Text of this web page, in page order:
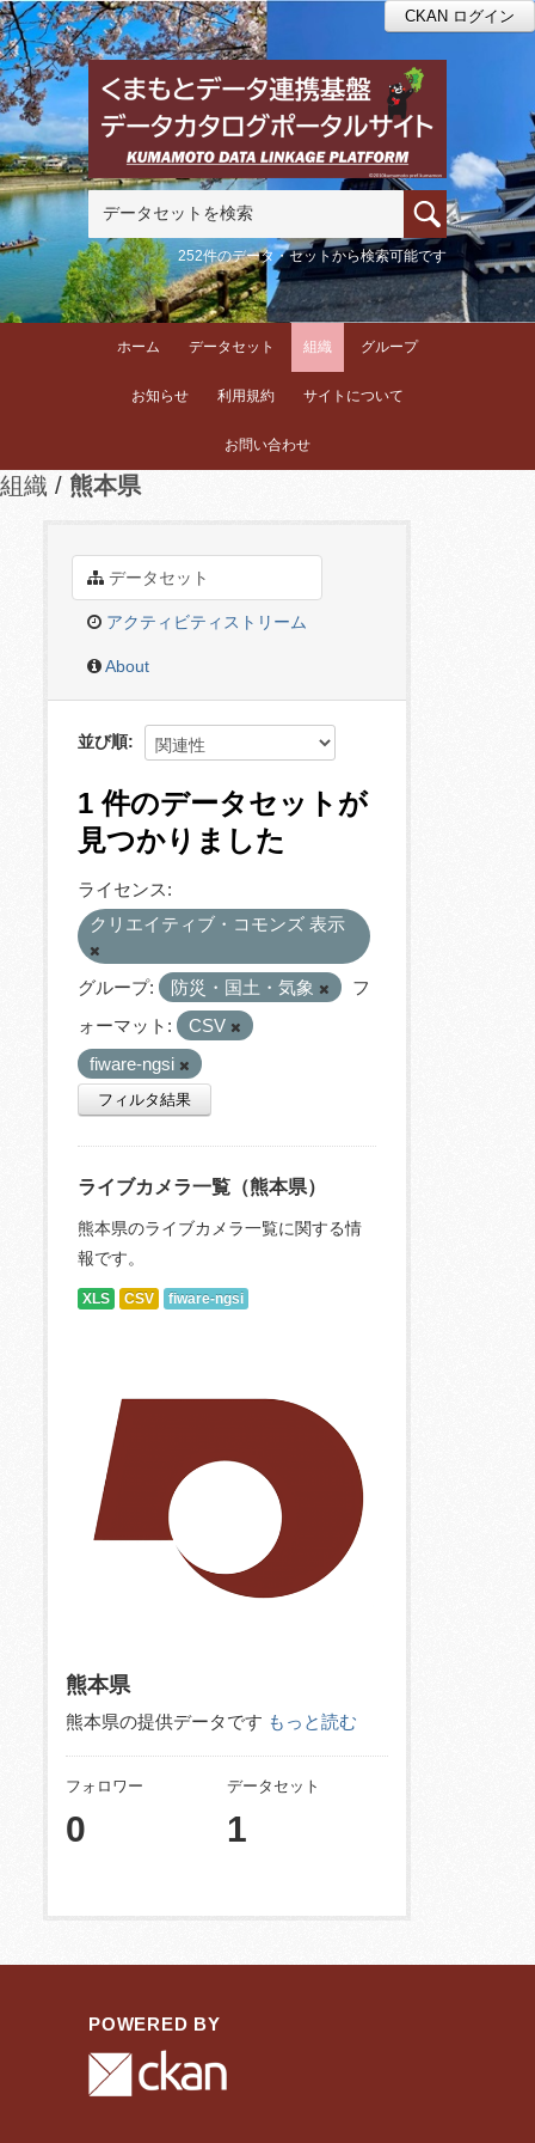
CKAN ログイン
252件のデータ・セットから検索可能です
ホーム データセット 組織 グループ
お知らせ 利用規約 サイトについて
お問い合わせ
組織 熊本県
データセット
アクティビティストリーム
About
並び順
1 件のデータセットが
見つかりました
ライセンス:
クリエイティブ・コモンズ 表示
グループ: 防災・国土・気象
フ
ォーマット:
CSV
fiware-ngsi
フィルタ結果
ライブカメラ一覧（熊本県）
熊本県のライブカメラ一覧に関する情
報です。
XLS CSV fiware-ngsi
熊本県
熊本県の提供データです もっと読む
フォロワー
0
データセット
1
POWERED BY